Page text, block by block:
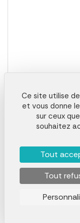
Fermeture centrale
En
à partir de
Ce site utilise
et vous donne
sur ceux
souhaitez
Tout
Tout